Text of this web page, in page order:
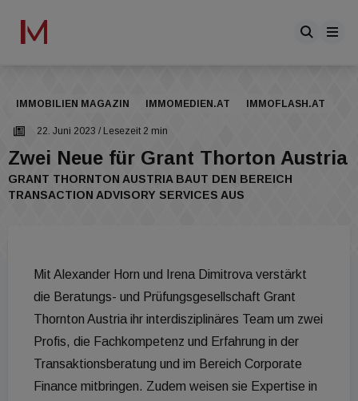
IMMOBILIEN MAGAZIN IMMOMEDIEN.AT IMMOFLASH.AT
22. Juni 2023 / Lesezeit 2 min
Zwei Neue für Grant Thorton Austria
GRANT THORNTON AUSTRIA BAUT DEN BEREICH
TRANSACTION ADVISORY SERVICES AUS
Mit Alexander Horn und Irena Dimitrova verstärkt
die Beratungs- und Prüfungsgesellschaft Grant
Thornton Austria ihr interdisziplinäres Team um zwei
Profis, die Fachkompetenz und Erfahrung in der
Transaktionsberatung und im Bereich Corporate
Finance mitbringen. Zudem weisen sie Expertise in